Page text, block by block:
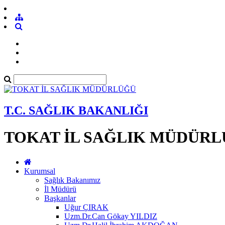
T.C. SAĞLIK BAKANLIĞI
TOKAT İL SAĞLIK
Kurumsal
Sağlık Bakanımız
İl Müdürü
Başkanlar
Uğur ÇIRAK
Uzm.Dr.Can Gökay YILDIZ